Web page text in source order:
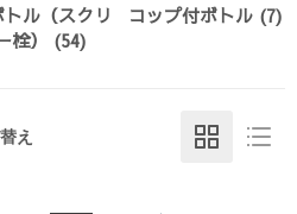
ル（スクリ
栓） (54)
コップ付ボトル (7)
え